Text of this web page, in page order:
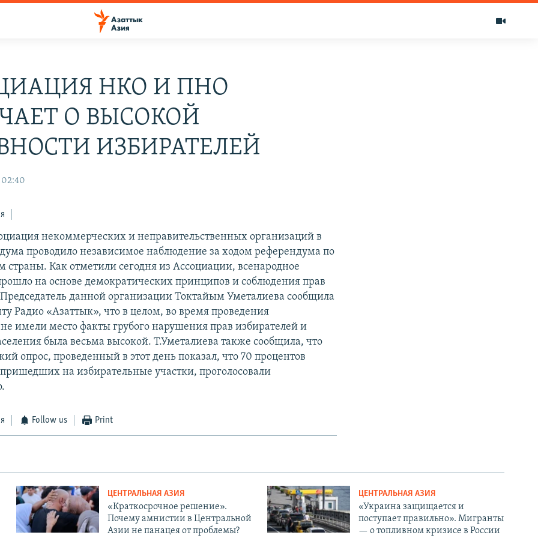
НКО И ПНО
О ВЫСОКОЙ
ИЗБИРАТЕЛЕЙ
02:40
некоммерческих и неправительственных организаций в
проводило независимое наблюдение за ходом референдума по
страны. Как отметили сегодня из Ассоциации, всенародное
на основе демократических принципов и соблюдения прав
данной организации Токтайым Уметалиева сообщила
Радио «Азаттык», что в целом, во время проведения
имели место факты грубого нарушения прав избирателей и
была весьма высокой. Т.Уметалиева также сообщила, что
опрос, проведенный в этот день показал, что 70 процентов
на избирательные участки, проголосовали
Follow us Print
ЦЕНТРАЛЬНАЯ АЗИЯ
«Краткосрочное решение».
Почему амнистии в Центральной
Азии не панацея от проблемы?
ЦЕНТРАЛЬНАЯ АЗИЯ
«Украина защищается и
поступает правильно». Мигранты
— о топливном кризисе в России